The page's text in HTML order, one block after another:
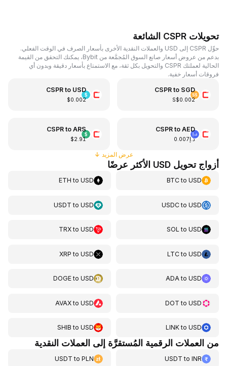
تحويلات CSPR الشائعة
حوِّل CSPR إلى USD والعملات النقدية الأخرى بأسعار الصرف في الوقت الفعلي.
بدعم من عروض أسعار صانع السوق المُجمَّعة من Bybit، يمكنك التحقق من القيمة
الحالية لعملتك CSPR والتحويل بكل ثقة، مع الاستمتاع بأسعار دقيقة وبدون أي
فروقات أسعار خفية.
CSPR to SGD
S$0.002
CSPR to USD
$0.002
CSPR toAED
د.إ0.007
CSPR toARS
$2.91
عرض المزيد↓
أزواج تحويل USD الأكثر عرضًا
BTCtoUSD
ETH toUSD
USDCtoUSD
USDT toUSD
SOL toUSD
TRXtoUSD
LTCtoUSD
XRP toUSD
ADAtoUSD
DOGEtoUSD
DOT toUSD
AVAXtoUSD
LINKtoUSD
SHIB toUSD
من العملات الرقمية المُستقرَّة إلى العملات النقدية
USDT toINR
USDT toPLN